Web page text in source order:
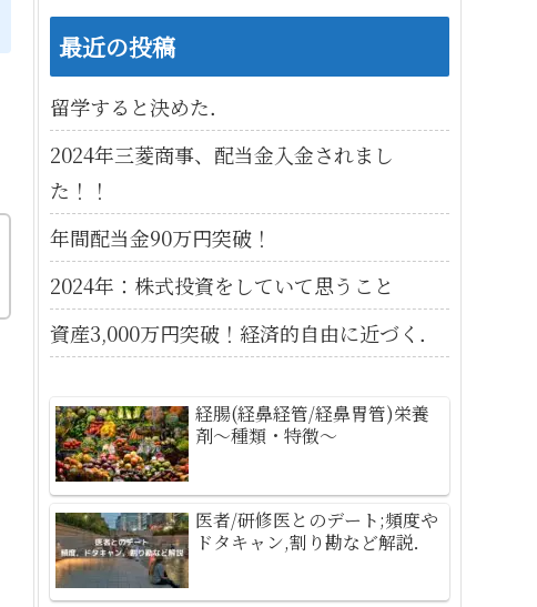
最近の投稿
留学すると決めた．
2024年三菱商事、配当金入金されまし
た！！
年間配当金90万円突破！
2024年：株式投資をしていて思うこと
資産3,000万円突破！経済的自由に近づく．
経腸(経鼻経管/経鼻胃管)栄養
剤～種類・特徴～
医者/研修医とのデート;頻度や
ドタキャン,割り勘など解説．